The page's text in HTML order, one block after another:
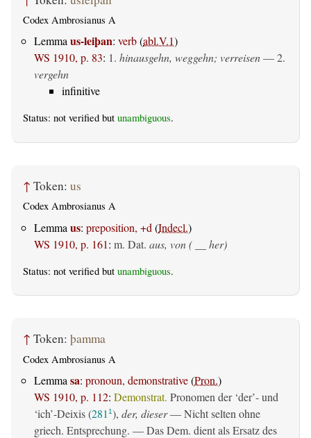
Codex Ambrosianus A
Lemmaus-leiþan: verb(abl.V.1)
WS 1910, p. 83: 1. hinausgehn, weggehn; verreisen— 2.
vergehn
infinitive
Status: not verified but unambiguous.
↑ Token: us
Codex Ambrosianus A
Lemma us: preposition, +d (Indecl.)
WS 1910, p. 161: m. Dat. aus, von ( __ her)
Status: not verified but unambiguous.
↑ Token: þamma
Codex Ambrosianus A
Lemma sa: pronoun, demonstrative(Pron.)
WS 1910, p. 112: Demonstrat. Pronomen der ‘der’- und
‘ich’-Deixis (281 1), der, dieser— Nicht selten ohne
griech. Entsprechung. — Das Dem. dient als Ersatz des